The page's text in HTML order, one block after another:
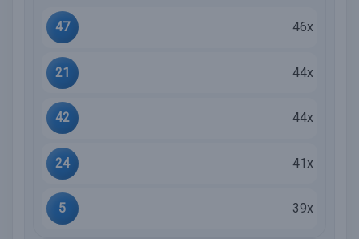
47 46x
21 44x
42 44x
24 41x
5 39x